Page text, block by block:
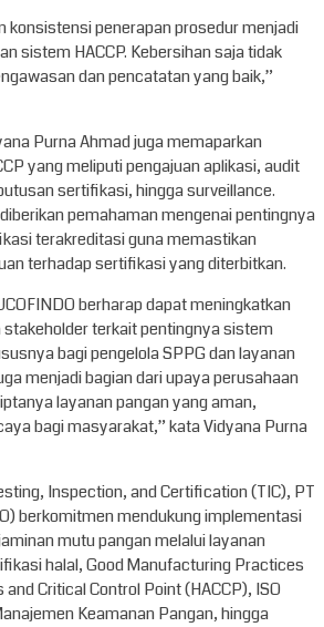
konsistensi penerapan prosedur menjadi
sistem HACCP. Kebersihan saja tidak
dan pencatatan yang baik,”
Purna Ahmad juga memaparkan
yang meliputi pengajuan aplikasi, audit
sertifikasi, hingga surveillance.
pemahaman mengenai pentingnya
terakreditasi guna memastikan
terhadap sertifikasi yang diterbitkan.
berharap dapat meningkatkan
terkait pentingnya sistem
bagi pengelola SPPG dan layanan
menjadi bagian dari upaya perusahaan
layanan pangan yang aman,
bagi masyarakat,” kata Vidyana Purna
Inspection, and Certification (TIC), PT
berkomitmen mendukung implementasi
mutu pangan melalui layanan
halal, Good Manufacturing Practices
Critical Control Point (HACCP), ISO
Keamanan Pangan, hingga